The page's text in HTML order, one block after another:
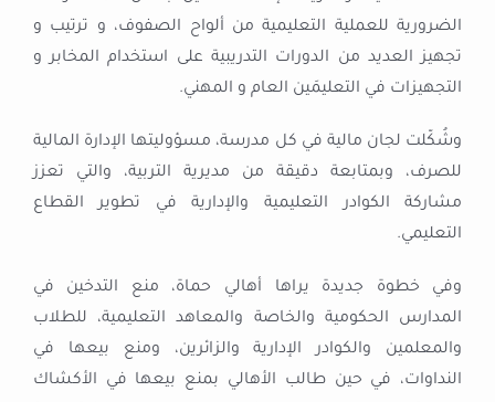
الضرورية للعملية التعليمية من ألواح الصفوف، و ترتيب و
تجهيز العديد من الدورات التدريبية على استخدام المخابر و
التجهيزات في التعليمَين العام و المهني.
وشُكّلت لجان مالية في كل مدرسة، مسؤوليتها الإدارة المالية
للصرف، وبمتابعة دقيقة من مديرية التربية، والتي تعزز
مشاركة الكوادر التعليمية والإدارية في تطوير القطاع
التعليمي.
وفي خطوة جديدة يراها أهالي حماة، منع التدخين في
المدارس الحكومية والخاصة والمعاهد التعليمية، للطلاب
والمعلمين والكوادر الإدارية والزائرين، ومنع بيعها في
النداوات، في حين طالب الأهالي بمنع بيعها في الأكشاك